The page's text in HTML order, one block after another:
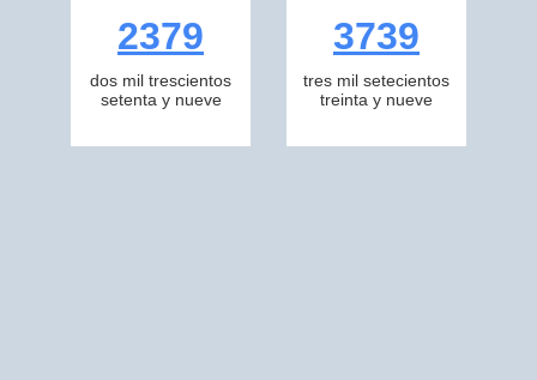
2379
dos mil trescientos
setenta y nueve
3739
tres mil setecientos
treinta y nueve